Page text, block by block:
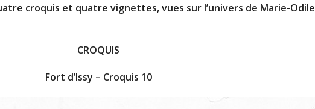
croquis et quatre vignettes, vues sur l’univers de Marie-Odile
CROQUIS
Fort d’Issy – Croquis 10